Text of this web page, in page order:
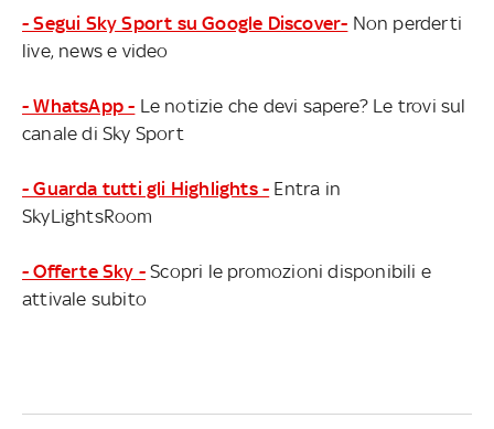
- Segui Sky Sport su Google Discover- Non perderti
live, news e video
- WhatsApp - Le notizie che devi sapere? Le trovi sul
canale di Sky Sport
- Guarda tutti gli Highlights - Entra in
SkyLightsRoom
- Offerte Sky - Scopri le promozioni disponibili e
attivale subito